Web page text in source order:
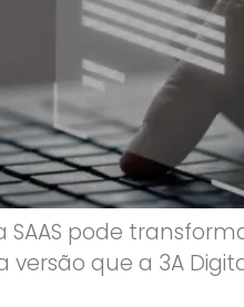
pode
versão que a 3A